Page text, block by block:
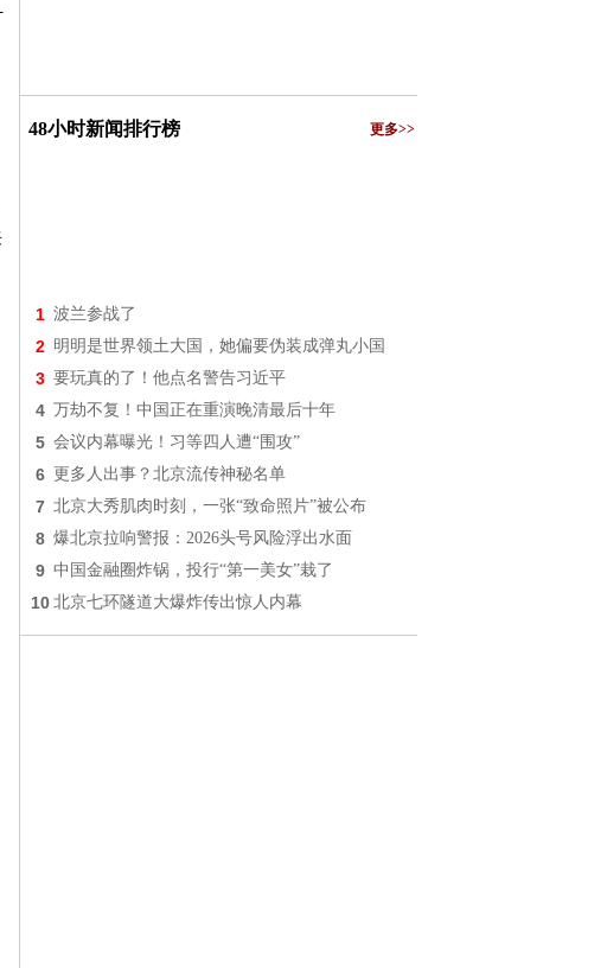
48小时新闻排行榜 更多>>
1 波兰参战了
2 明明是世界领土大国，她偏要伪装成弹丸小国
3 要玩真的了！他点名警告习近平
4 万劫不复！中国正在重演晚清最后十年
5 会议内幕曝光！习等四人遭“围攻”
6 更多人出事？北京流传神秘名单
7 北京大秀肌肉时刻，一张“致命照片”被公布
8 爆北京拉响警报：2026头号风险浮出水面
9 中国金融圈炸锅，投行“第一美女”栽了
10 北京七环隧道大爆炸传出惊人内幕